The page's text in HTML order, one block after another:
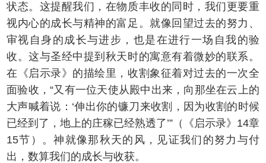
状态。这提醒我们，在物质丰收的同时，我们更要重
视内心的成长与精神的富足。就像回望过去的努力、
审视自身的成长与进步，也是在进行一场自我的验
收。这与圣经中提到秋天时的寓意有着微妙的联系。
在《启示录》的描绘里，收割象征着对过去的一次全
面验收，“又有一位天使从殿中出来，向那坐在云上的
大声喊着说：‘伸出你的镰刀来收割，因为收割的时候
已经到了，地上的庄稼已经熟透了’”（《启示录》14章
15节）。神就像那秋天的风，见证我们的努力与付
出，数算我们的成长与收获。